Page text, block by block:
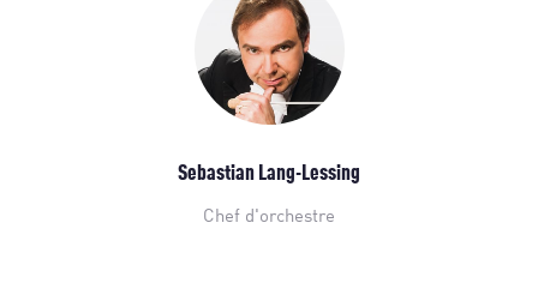
Sebastian Lang-Lessing
Chef d'orchestre